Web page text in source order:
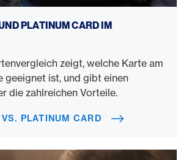
PLATINUM CARD IM
zeigt, welche Karte am
geeignet ist, und gibt einen
die zahlreichen Vorteile.
PLATINUM CARD